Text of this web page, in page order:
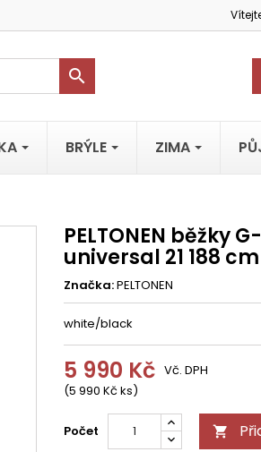

BRÝLE ZIMA
PELTONEN běžky
universal 21 188 cm
Značka:PELTONEN
white/black
5 990 Kč
(5 990 Kč ks)
Vč. DPH
Počet 